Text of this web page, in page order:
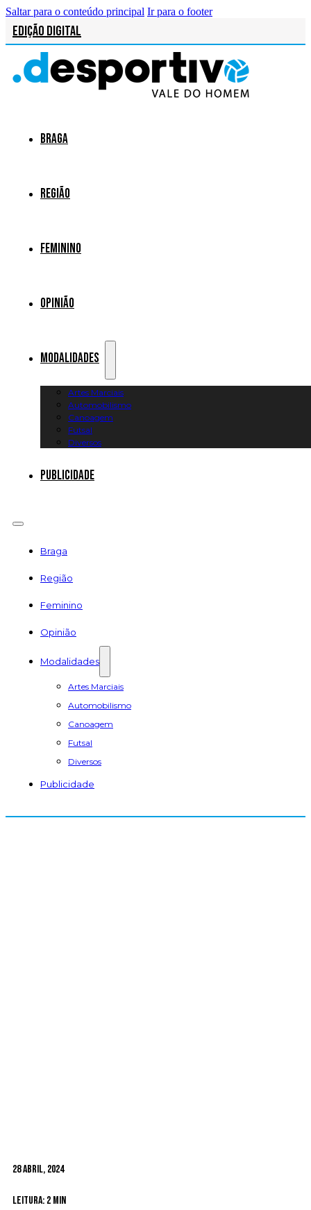
Saltar para o conteúdo principal Ir para o footer
Edição Digital
Braga
Região
Feminino
Opinião
Modalidades
Artes Marciais
Automobilismo
Canoagem
Futsal
Diversos
Publicidade
Braga
Região
Feminino
Opinião
Modalidades
Artes Marciais
Automobilismo
Canoagem
Futsal
Diversos
Publicidade
28 Abril, 2024
Leitura: 2 min